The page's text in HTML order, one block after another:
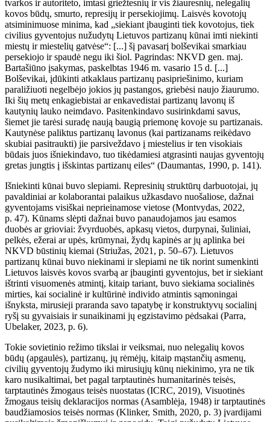
tvarkos ir autoriteto, imtasi griežtesnių ir vis žiauresnių, nelegalių
kovos būdų, smurto, represijų ir persekiojimų. Laisvės kovotojų
atsiminimuose minima, kad „siekiant įbauginti tiek kovotojus, tiek
civilius gyventojus nužudytų Lietuvos partizanų kūnai imti niekinti
miestų ir miestelių gatvėse“: [...] šį pavasarį bolševikai smarkiau
persekiojo ir spaudė negu iki šiol. Pagrindas: NKVD gen. maj.
Bartašiūno įsakymas, paskelbtas 1946 m. vasario 15 d. [...]
Bolševikai, įdūkinti atkaklaus partizanų pasipriešinimo, kuriam
paraližiuoti negelbėjo jokios jų pastangos, griebėsi naujo žiaurumo.
Iki šių metų enkagiebistai ar enkavedistai partizanų lavonų iš
kautynių lauko neimdavo. Pasitenkindavo susirinkdami savus,
šiemet jie tarėsi suradę naują baugią priemonę kovoje su partizanais.
Kautynėse paliktus partizanų lavonus (kai partizanams reikėdavo
skubiai pasitraukti) jie parsiveždavo į miestelius ir ten visokiais
būdais juos išniekindavo, tuo tikėdamiesi atgrasinti naujas gyventojų
gretas jungtis į išskintas partizanų eiles“ (Daumantas, 1990, p. 141).
Išniekinti kūnai buvo slepiami. Represinių struktūrų darbuotojai, jų
pavaldiniai ar kolaborantai palaikus užkasdavo nuošaliose, dažnai
gyventojams visiškai neprieinamose vietose (Montvydas, 2022,
p. 47). Kūnams slėpti dažnai buvo panaudojamos jau esamos
duobės ar grioviai: žvyrduobės, apkasų vietos, durpynai, šuliniai,
pelkės, ežerai ar upės, krūmynai, žydų kapinės ar jų aplinka bei
NKVD būstinių kiemai (Striužas, 2021, p. 50–67). Lietuvos
partizanų kūnai buvo niekinami ir slepiami ne tik norint sumenkinti
Lietuvos laisvės kovos svarbą ar įbauginti gyventojus, bet ir siekiant
ištrinti visuomenės atmintį, kitaip tariant, buvo siekiama socialinės
mirties, kai socialinė ir kultūrinė individo atmintis sąmoningai
išnyksta, mirusieji praranda savo tapatybę ir konstruktyvų socialinį
ryšį su gyvaisiais ir sunaikinami jų egzistavimo pėdsakai (Parra,
Ubelaker, 2023, p. 6).
Tokie sovietinio režimo tikslai ir veiksmai, nuo nelegalių kovos
būdų (apgaulės), partizanų, jų rėmėjų, kitaip mąstančių asmenų,
civilių gyventojų žudymo iki mirusiųjų kūnų niekinimo, yra ne tik
karo nusikaltimai, bet pagal tarptautinės humanitarinės teisės,
tarptautinės žmogaus teisės nuostatas (ICRC, 2019), Visuotinės
žmogaus teisių deklaracijos normas (Asamblėja, 1948) ir tarptautinės
baudžiamosios teisės normas (Klinker, Smith, 2020, p. 3) įvardijami